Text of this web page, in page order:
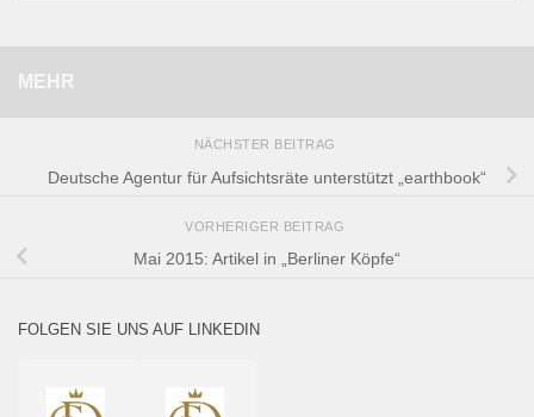
MEHR
NÄCHSTER BEITRAG
Deutsche Agentur für Aufsichtsräte unterstützt „earthbook“
VORHERIGER BEITRAG
Mai 2015: Artikel in „Berliner Köpfe“
FOLGEN SIE UNS AUF LINKEDIN